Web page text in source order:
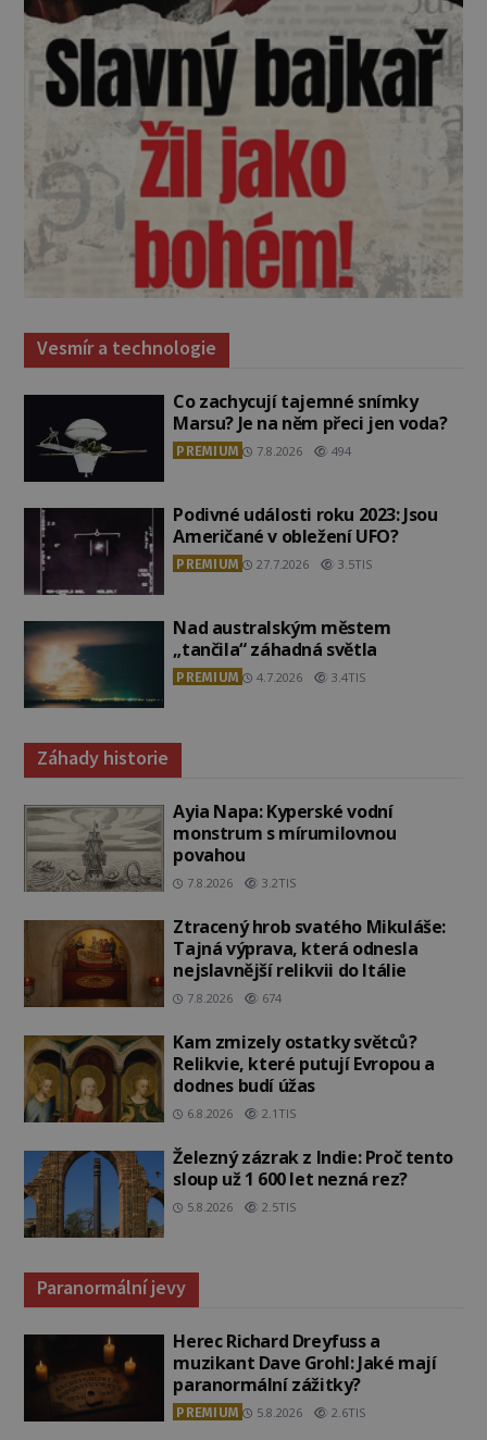
Vesmír a technologie
Co zachycují tajemné snímky
Marsu? Je na něm přeci jen voda?
PREMIUM 7.8.2026 494
Podivné události roku 2023: Jsou
Američané v obležení UFO?
PREMIUM 27.7.2026 3.5TIS
Nad australským městem
„tančila“ záhadná světla
PREMIUM 4.7.2026 3.4TIS
Záhady historie
Ayia Napa: Kyperské vodní
monstrum s mírumilovnou
povahou
7.8.2026 3.2TIS
Ztracený hrob svatého Mikuláše:
Tajná výprava, která odnesla
nejslavnější relikvii do Itálie
7.8.2026 674
Kam zmizely ostatky světců?
Relikvie, které putují Evropou a
dodnes budí úžas
6.8.2026 2.1TIS
Železný zázrak z Indie: Proč tento
sloup už 1 600 let nezná rez?
5.8.2026 2.5TIS
Paranormální jevy
Herec Richard Dreyfuss a
muzikant Dave Grohl: Jaké mají
paranormální zážitky?
PREMIUM 5.8.2026 2.6TIS